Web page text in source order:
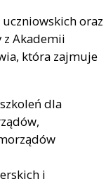
oraz
Akademii
która zajmuje
dla
i